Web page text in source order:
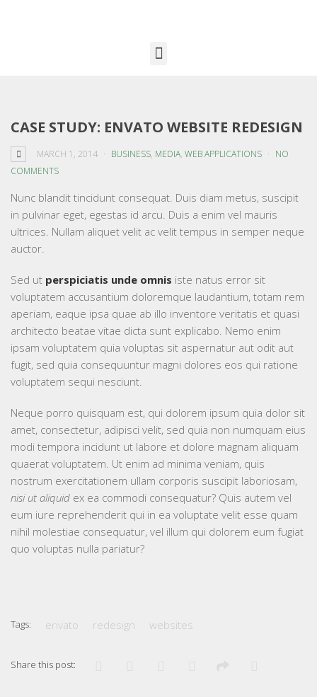
CASE STUDY: ENVATO WEBSITE REDESIGN
MARCH 1, 2014 BUSINESS, MEDIA, WEB APPLICATIONS
NO
COMMENTS
Nunc blandit tincidunt consequat. Duis diam metus, suscipit
in pulvinar eget, egestas id arcu. Duis a enim vel mauris
ultrices. Nullam aliquet velit ac velit tempus in semper neque
auctor.
Sed ut perspiciatis unde omnis iste natus error sit
voluptatem accusantium doloremque laudantium, totam rem
aperiam, eaque ipsa quae ab illo inventore veritatis et quasi
architecto beatae vitae dicta sunt explicabo. Nemo enim
ipsam voluptatem quia voluptas sit aspernatur aut odit aut
fugit, sed quia consequuntur magni dolores eos qui ratione
voluptatem sequi nesciunt.
Neque porro quisquam est, qui dolorem ipsum quia dolor sit
amet, consectetur, adipisci velit, sed quia non numquam eius
modi tempora incidunt ut labore et dolore magnam aliquam
quaerat voluptatem. Ut enim ad minima veniam, quis
nostrum exercitationem ullam corporis suscipit laboriosam,
nisi ut aliquid ex ea commodi consequatur? Quis autem vel
eum iure reprehenderit qui in ea voluptate velit esse quam
nihil molestiae consequatur, vel illum qui dolorem eum fugiat
quo voluptas nulla pariatur?
Tags: envato redesign websites
Share this post: